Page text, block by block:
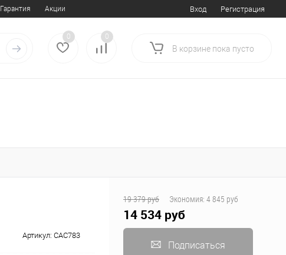
Гарантия Акции Вход Регистрация
0 0
В корзине пока пусто
Артикул: CAC783
19 379 руб Экономия: 4 845 руб
14 534 руб
Подписаться